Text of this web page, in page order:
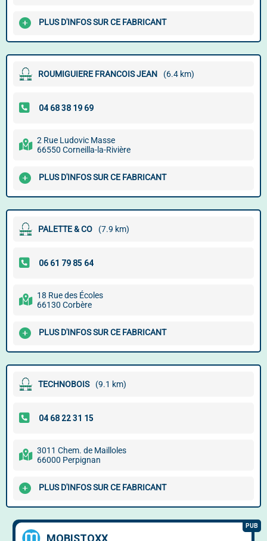
PLUS D'INFOS SUR CE FABRICANT
ROUMIGUIERE FRANCOIS JEAN (6.4 km)
2 Rue Ludovic Masse
66550 Corneilla-la-Rivière
PLUS D'INFOS SUR CE FABRICANT
PALETTE & CO (7.9 km)
18 Rue des Écoles
66130 Corbère
PLUS D'INFOS SUR CE FABRICANT
TECHNOBOIS (9.1 km)
3011 Chem. de Mailloles
66000 Perpignan
PLUS D'INFOS SUR CE FABRICANT